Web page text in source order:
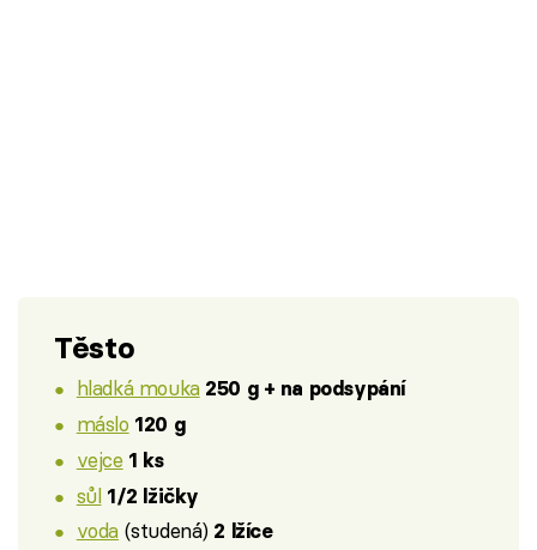
Těsto
hladká mouka 250 g + na podsypání
máslo 120 g
vejce 1 ks
sůl 1/2 lžičky
voda (studená) 2 lžíce